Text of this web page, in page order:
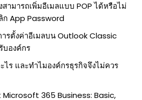
ามารถเพิ่มอีเมลแบบ POP ได้หรือไม่
ก App Password
รตั้งค่าอีเมลบน Outlook Classic
บองค์กร
ไร และทำไมองค์กรธุรกิจจึงไม่ควร
Microsoft 365 Business: Basic,